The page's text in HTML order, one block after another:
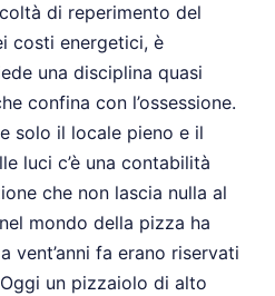
di reperimento del
costi energetici, è
una disciplina quasi
confina con l’ossessione.
solo il locale pieno e il
luci c’è una contabilità
che non lascia nulla al
mondo della pizza ha
vent’anni fa erano riservati
un pizzaiolo di alto